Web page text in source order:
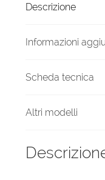
1000
quantità
Descrizione
Informazioni
Scheda tecnica
Altri modelli